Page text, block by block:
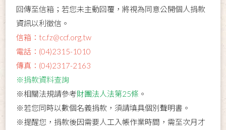
回傳至信箱；若您未主動回覆，將視為同意公開個人捐款
資訊以利徵信。
信箱：tc.fz@ccf.org.tw
電話：(04)2315-1010
傳真：(04)2317-2163
※捐款資料查詢
※相關法規請參考財團法人法第25條 。
※若您同時以數個名義捐款，須請填具個別聲明書。
※提醒您，捐款後因需要人工入帳作業時間，需至次月才